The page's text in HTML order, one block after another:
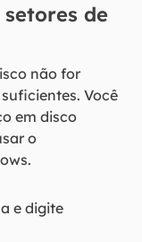
de
não for
Você
em disco
o
e digite